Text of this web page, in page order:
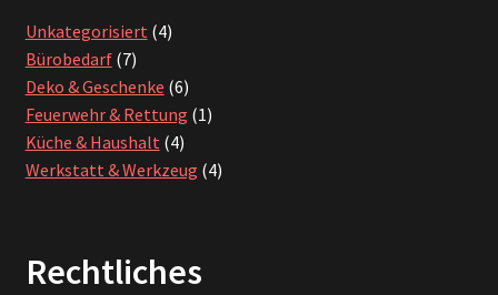
Unkategorisiert 44
Bürobedarf 77
Produkte
Deko & Geschenke 66
Produkte
Feuerwehr & Rettung 11
Küche & Haushalt 44
Produkte
Werkstatt & Werkzeug 44
Rechtliches